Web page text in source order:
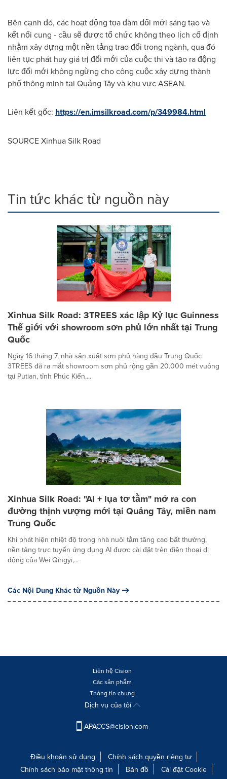
Bên cạnh đó, các hoạt động tọa đàm đổi mới sáng tạo và
kết nối cung - cầu sẽ được tổ chức không theo lịch cố định
nhằm xây dựng một nền tảng trao đổi trong ngành, qua đó
liên tục phát huy giá trị đổi mới của cuộc thi và tạo ra động
lực đổi mới không ngừng cho công cuộc xây dựng thành
phố thông minh tại Quảng Tây và khu vực ASEAN.
Liên kết gốc: https://en.imsilkroad.com/p/349984.html
SOURCE Xinhua Silk Road
Tin tức khác từ nguồn này
Xinhua Silk Road: 3TREES xác lập Kỷ lục Guinness
Thế giới với showroom sơn phủ lớn nhất tại Trung
Quốc
Ngày 16 tháng 7, nhà sản xuất sơn phủ hàng đầu Trung Quốc
3TREES đã ra mắt showroom sơn phủ rộng gần 20.000 mét vuông
tại Putian, tỉnh Phúc Kiến,...
Xinhua Silk Road: "AI + lụa tơ tằm" mở ra con
đường thịnh vượng mới tại Quảng Tây, miền nam
Trung Quốc
Khi phát hiện nhiệt độ trong nhà nuôi tằm tăng cao bất thường,
nền tảng trực tuyến ứng dụng AI được cài đặt trên điện thoại di
động của Wei Qingyi,...
Các Nội Dung Khác từ Nguồn Này
Liên hệ Cision
Các sản phẩm
Thông tin chung
Dịch vụ của tôi
APACCS@cision.com
Điều khoản sử dụng
Chính sách quyền riêng tư
Chính sách bảo mật thông tin
Bản đồ
Cài đặt Cookie